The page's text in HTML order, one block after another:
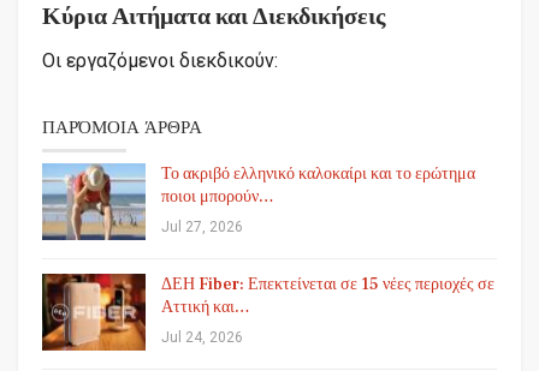
Κύρια Αιτήματα και Διεκδικήσεις
Οι εργαζόμενοι διεκδικούν:
ΠΑΡΌΜΟΙΑ ΆΡΘΡΑ
Το ακριβό ελληνικό καλοκαίρι και το ερώτημα
ποιοι μπορούν…
Jul 27, 2026
ΔΕΗ Fiber: Επεκτείνεται σε 15 νέες περιοχές σε
Αττική και…
Jul 24, 2026